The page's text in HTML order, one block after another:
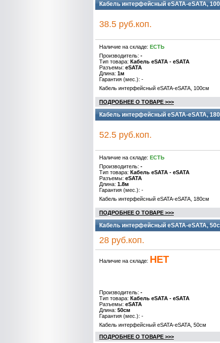
Кабель интерфейсный eSATA-eSATA,
38.5 руб.коп.
Наличие на складе: ЕСТЬ
Производитель: -
Тип товара: Кабель eSATA - eSATA
Разъемы: eSATA
Длина: 1м
Гарантия (мес.): -
Кабель интерфейсный eSATA-eSATA, 100см
ПОДРОБНЕЕ О ТОВАРЕ >>>
Кабель интерфейсный eSATA-eSATA,
52.5 руб.коп.
Наличие на складе: ЕСТЬ
Производитель: -
Тип товара: Кабель eSATA - eSATA
Разъемы: eSATA
Длина: 1.8м
Гарантия (мес.): -
Кабель интерфейсный eSATA-eSATA, 180см
ПОДРОБНЕЕ О ТОВАРЕ >>>
Кабель интерфейсный eSATA-eSATA,
28 руб.коп.
Наличие на складе: НЕТ
Производитель: -
Тип товара: Кабель eSATA - eSATA
Разъемы: eSATA
Длина: 50см
Гарантия (мес.): -
Кабель интерфейсный eSATA-eSATA, 50см
ПОДРОБНЕЕ О ТОВАРЕ >>>